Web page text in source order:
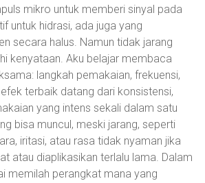
mikro untuk memberi sinyal pada
untuk hidrasi, ada juga yang
secara halus. Namun tidak jarang
kenyataan. Aku belajar membaca
langkah pemakaian, frekuensi,
terbaik datang dari konsistensi,
yang intens sekali dalam satu
bisa muncul, meski jarang, seperti
iritasi, atau rasa tidak nyaman jika
atau diaplikasikan terlalu lama. Dalam
memilah perangkat mana yang